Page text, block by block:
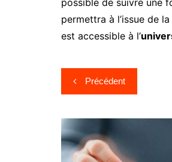
possible de suivre une
permettra à l’issue de
est accessible à l’
Navigation
de
l’article
Précédent